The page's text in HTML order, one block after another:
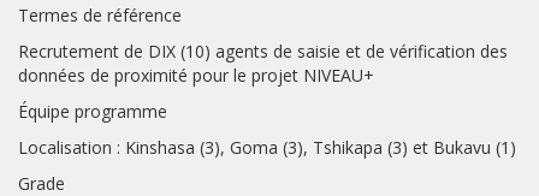
Termes de référence
Recrutement de DIX (10) agents de saisie et de vérification des
données de proximité pour le projet NIVEAU+
Équipe programme
Localisation : Kinshasa (3), Goma (3), Tshikapa (3) et Bukavu (1)
Grade